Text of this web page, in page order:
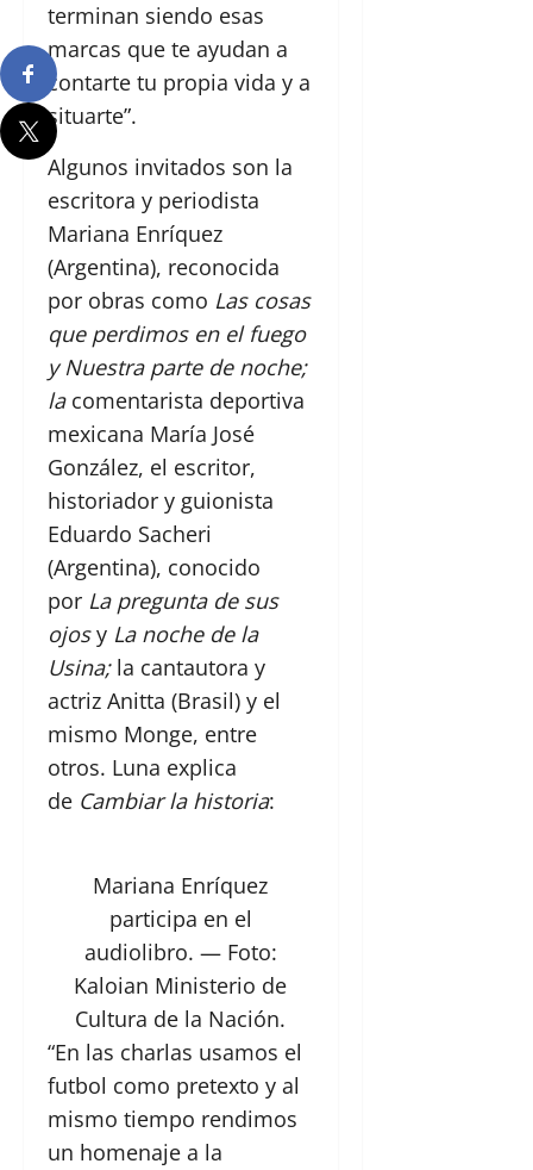
terminan siendo esas
marcas que te ayudan a
contarte tu propia vida y a
situarte”.
Algunos invitados son la
escritora y periodista
Mariana Enríquez
(Argentina), reconocida
por obras como Las cosas
que perdimos en el fuego
y Nuestra parte de noche;
lacomentarista deportiva
mexicana María José
González, el escritor,
historiador y guionista
Eduardo Sacheri
(Argentina), conocido
por La pregunta de sus
ojosy La noche de la
Usina;la cantautora y
actriz Anitta (Brasil) y el
mismo Monge, entre
otros. Luna explica
de Cambiar la historia:
Mariana Enríquez
participa en el
audiolibro. — Foto:
Kaloian Ministerio de
Cultura de la Nación.
“En las charlas usamos el
futbol como pretexto y al
mismo tiempo rendimos
un homenaje a la